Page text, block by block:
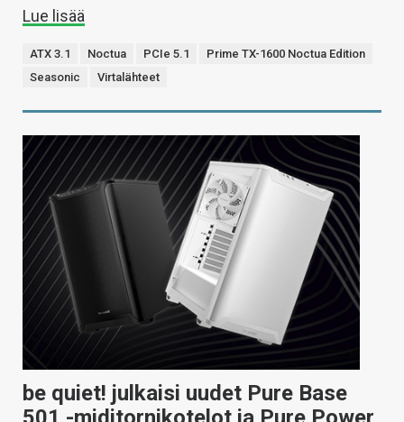
Lue lisää
ATX 3.1 Noctua PCIe 5.1
Prime TX-1600 Noctua Edition
Seasonic
Virtalähteet
be quiet! julkaisi uudet Pure Base